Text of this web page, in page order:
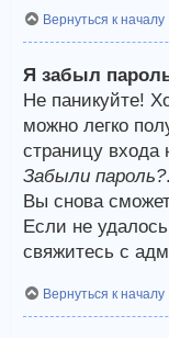
Вернуться к началу
Я забыл
Не паникуйте!
можно легко
страницу
Забыли пароль?
Вы снова
Если не
свяжитесь с
Вернуться к началу